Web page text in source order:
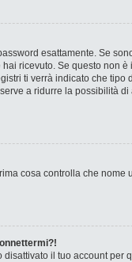
esattamente. Se
ricevuto. Se questo non
ti verrà indicato che
a ridurre la possibilità
cosa controlla che
il tuo account